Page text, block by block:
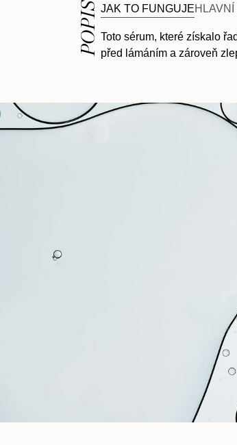
POPIS JAK TO FUNGUJEHLAVNÍ
Toto sérum, které získalo
před lámáním a zároveň